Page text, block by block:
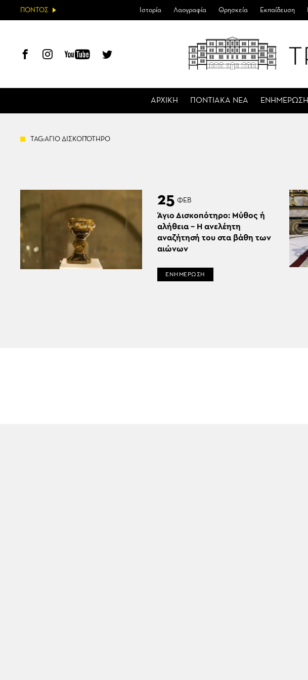
ΠΟΝΤΟΣ Ιστορία Λαογραφία Θρησκεία Εκπαίδευση
ΑΡΧΙΚΗ ΠΟΝΤΙΑΚΑ ΝΕΑ ΕΝΗΜΕΡΩΣΗ
TAG:ΑΓΙΟ ΔΙΣΚΟΠΌΤΗΡΟ
25 ΦΕΒ
Άγιο Δισκοπότηρο: Μύθος ή
αλήθεια – Η ανελέητη
αναζήτησή του στα βάθη των
αιώνων
ΕΝΗΜΕΡΩΣΗ